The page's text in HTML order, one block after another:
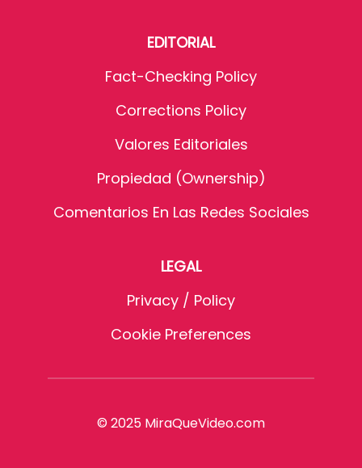
EDITORIAL
Fact-Checking Policy
Corrections Policy
Valores Editoriales
Propiedad (Ownership)
Comentarios En Las Redes Sociales
LEGAL
Privacy / Policy
Cookie Preferences
© 2025 MiraQueVideo.com